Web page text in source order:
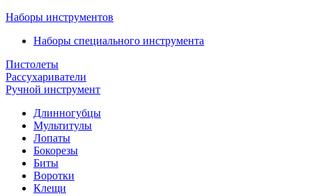
Наборы инструментов
Наборы специального инструмента
Пистолеты
Рассухариватели
Ручной инструмент
Длинногубцы
Мультитулы
Лопаты
Бокорезы
Биты
Воротки
Клещи